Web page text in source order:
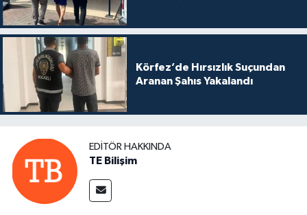
Körfez’de Hırsızlık Suçundan
Aranan Şahıs Yakalandı
EDITÖR HAKKINDA
TE Bilişim